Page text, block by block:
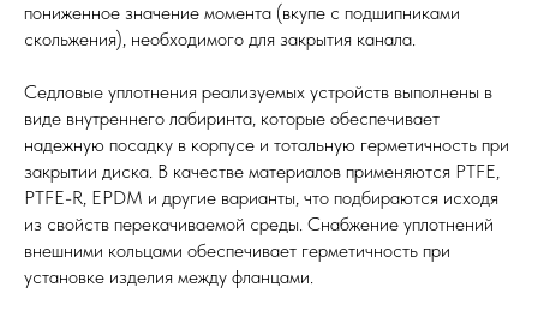
пониженное значение момента (вкупе с подшипниками
скольжения), необходимого для закрытия канала.
Седловые уплотнения реализуемых устройств выполнены в
виде внутреннего лабиринта, которые обеспечивает
надежную посадку в корпусе и тотальную герметичность при
закрытии диска. В качестве материалов применяются PTFE,
PTFE-R, EPDM и другие варианты, что подбираются исходя
из свойств перекачиваемой среды. Снабжение уплотнений
внешними кольцами обеспечивает герметичность при
установке изделия между фланцами.